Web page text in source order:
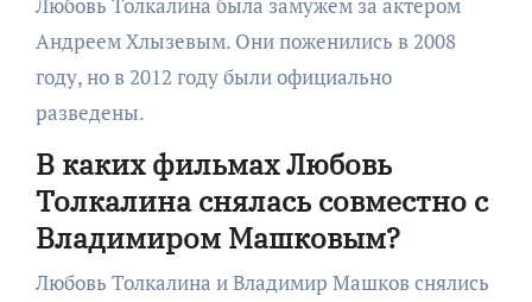
Андреем Хлызевым. Они поженились в 2008
году, но в 2012 году были официально
разведены.
В каких фильмах Любовь
Толкалина снялась совместно с
Владимиром Машковым?
Любовь Толкалина и Владимир Машков снялись